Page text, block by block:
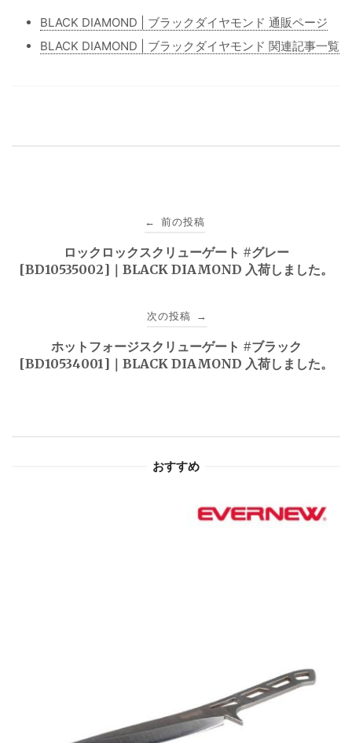
BLACK DIAMOND | ブラックダイヤモンド 通販ページ
BLACK DIAMOND | ブラックダイヤモンド 関連記事一覧
ナ
ー
← 前の投稿
ロックロックスクリューゲート #グレー
[BD10535002]｜BLACK DIAMOND 入荷しました。
次の投稿 →
ホットフォージスクリューゲート #ブラック
[BD10534001]｜BLACK DIAMOND 入荷しました。
おすすめ